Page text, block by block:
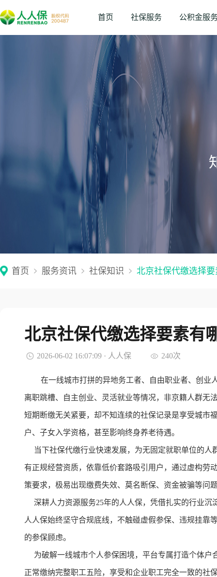
首页 社保服务 公积金服
首页 服务资讯 社保知识 北京社保代缴选择
北京社保代缴选择要素有
2026-06-02 16:07:09 · 人人保 240次
在一线城市打拼的异地务工者、自由职业者、创业
离职跳槽、自主创业、灵活就业等情况，非京籍人群无
短期断缴无关紧要，却不知连续的社保记录是享受城市
户、子女入学资格，甚至影响终身养老待遇。
当下社保代缴行业快速发展，为无固定就职单位的人
有正规经营资质，依靠低价套路吸引用户，通过虚构劳
策要求，极易出现缴费失效、莫名断保、资金被骗等问
深耕人力资源服务25年的人人保，凭借扎实的行业沉
人人保始终坚守合规底线，不触碰虚假参保、违规挂靠
的参保顾虑。
为破解一线城市个人参保困境，平台专属打造个体户
正常缴纳完整职工五险，享受和企业职工完全一致的社